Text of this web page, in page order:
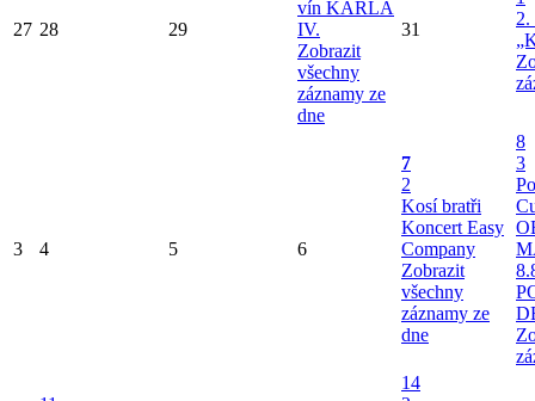
27 28 29
vín KARLA
IV.
Zobrazit
všechny
záznamy ze
dne
31
2.
3 4 5 6
7
2
Kosí bratři
Koncert Easy
Company
Zobrazit
všechny
záznamy ze
dne
8
3
14